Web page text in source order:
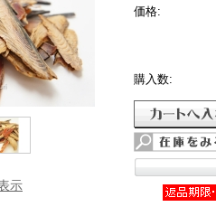
示
価格:
購入数: